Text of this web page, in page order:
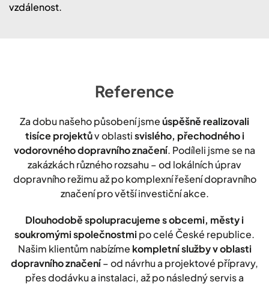
vzdálenost.
Reference
Za dobu našeho působení jsmeúspěšně realizovali
tisíce projektův oblastisvislého, přechodného i
vodorovného dopravního značení. Podíleli jsme se na
zakázkách různého rozsahu – od lokálních úprav
dopravního režimu až po komplexní řešení dopravního
značení pro větší investiční akce.
Dlouhodobě spolupracujeme s obcemi, městy i
soukromými společnostmi po celé České republice.
Našim klientům nabízíme kompletní služby v oblasti
dopravního značení– od návrhu a projektové přípravy,
přes dodávku a instalaci, až po následný servis a